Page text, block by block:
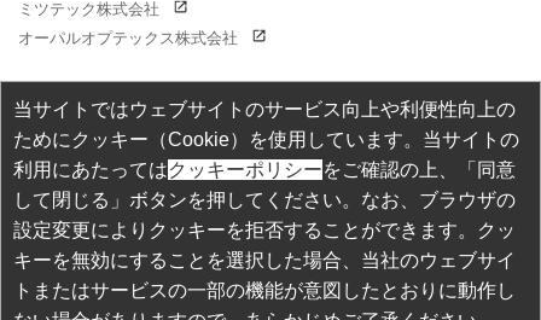
ミツテック株式会社
オーパルオプテックス株式会社
個人情報保護方針
当サイトご利用上の注意
商標・登録商標について
当サイトではウェブサイトのサービス向上や利便性向上の
ためにクッキー（Cookie）を使用しています。当サイトの
利用にあたってはクッキーポリシーをご確認の上、「同意
して閉じる」ボタンを押してください。なお、ブラウザの
設定変更によりクッキーを拒否することができます。クッ
キーを無効にすることを選択した場合、当社のウェブサイ
トまたはサービスの一部の機能が意図したとおりに動作し